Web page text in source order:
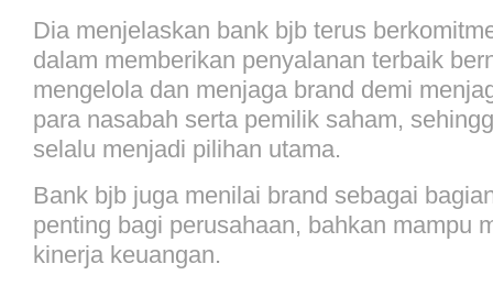
Dia menjelaskan bank bjb terus
dalam memberikan penyalanan terbaik
mengelola dan menjaga brand demi
para nasabah serta pemilik saham,
selalu menjadi pilihan utama.
Bank bjb juga menilai brand sebagai
penting bagi perusahaan, bahkan mampu
kinerja keuangan.